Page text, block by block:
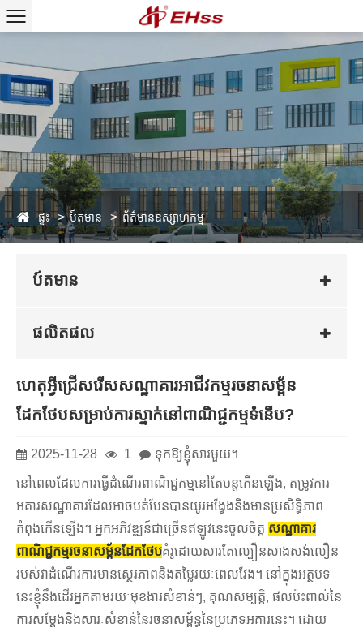
ផ្ទះ ប៍តមាន ព័ត៌មានឧស្សាហកម្ម
ប៍តមាន
ផលិតផល
ហេតុអ្វីជ្រើសរើសសណ្ឋាគារអាជីវកម្មរចនាសម្ព័ន
ដែកថែបសម្រាប់ការស្នាក់នៅពាណិជ្ជកម្មទំនើប?
2025-11-28 1 ទុកឱ្យខ្ញុំសារមួយ។
នៅពេលដែលការធ្វើដំណើរពាណិជ្ជកម្មនៅតែបន្តកើនឡើង, តម្រូវការ
អគារសណ្ឋាគារដែលអាចបត់បែនបានយូរអង្វែងនិងមានប្រសិទ្ធិភាព
កំពុងកើនឡើង។ អ្នកអភិវឌ្ឍន៍ជាច្រើនឥឡូវនេះចូលចិត្ត សណ្ឋាគារ
ពាណិជ្ជកម្មរចនាសម្ព័នដែកថែបគំរូដោយសារតែល្បឿនសាងសង់លឿន
របស់វាដំណើរការមានស្ថេរភាពនិងតម្លៃរយៈពេលវែង។ នៅក្នុងអត្ថបទ
នេះខ្ញុំនឹងដើរអ្នកតាមរយៈមុខងារសំខាន់ៗ, គុណសម្បត្តិ, ផលប៉ះពាល់នៃ
ការសម្តែងនិងសារៈសំខាន់នៃរចនាសម្ព័ន្ធនៃប្រភេទអគារនេះ។ ដោយ